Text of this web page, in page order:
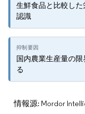
生鮮食品と比較し
認識
国内農業生産量の
る
情報源: Mordor